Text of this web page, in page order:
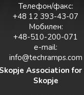
Телефон/факс:
+48 12 393-43-07
Мобилен:
+48-510-200-071
e-mail:
info@techramps.com
Association
Skopje